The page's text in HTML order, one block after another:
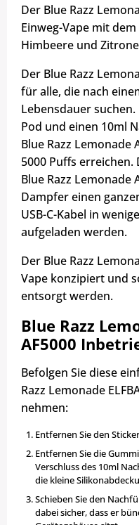
Der Blue Razz
Einweg-Vape mit
Himbeere und
Der Blue Razz
für alle, die nach
Lebensdauer
Pod und einen 10ml
Blue Razz Lemonade
5000 Puffs erreichen.
Blue Razz Lemonade
Dampfer einen
USB-C-Kabel in
aufgeladen werden.
Der Blue Razz
Vape konzipiert und
entsorgt werden.
Blue Razz
AF5000
Befolgen Sie diese
Razz Lemonade
nehmen:
Entfernen Sie den
Entfernen Sie die
Verschluss des 10ml
die kleine
Schieben Sie den
dabei sicher, dass er